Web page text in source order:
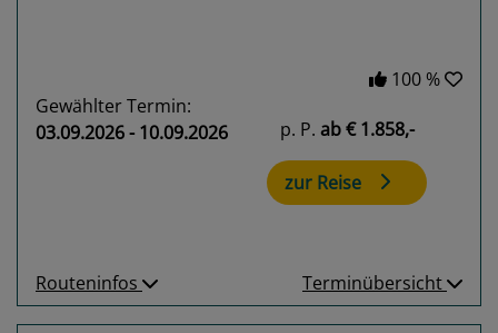
100 %
Gewählter Termin:
03.09.2026 - 10.09.2026
p. P. ab€ 1.858,-
zur Reise
Routeninfos Terminübersicht